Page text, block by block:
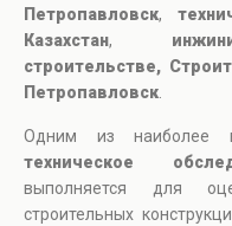
Петропавловск,
Казахстан,
строительстве,
Петропавловск
Одним из наиболее
техническое
выполняется для
строительных